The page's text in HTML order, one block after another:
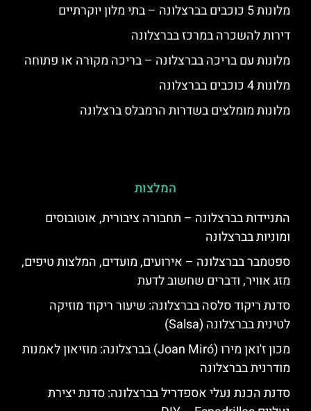
מלונות 5 כוכבים בברצלונה – בתי מלון יוקרתיים
דירות להשכרה במרכז בברצלונה
מלונות עם בריכה בברצלונה – בריכה מקורה או פתוחה
מלונות 4 כוכבים בברצלונה
מלונות מומלצים בשדרות הרמבלס ברצלונה
המלצות
התניידות בברצלונה – תחבורה ציבורית, אוטובוסים
ומוניות בברצלונה
ספטמבר בברצלונה – אירועים, מועדים, המלצות טיפים,
מזג אוויר, ודברים שחשוב לדעת
סדנת ריקוד סלסה בברצלונה: שיעור ריקוד מוזיקה
לטינית בברצלונה (Salsa)
מכון ז'ואן מירו (Joan Miró) בברצלונה: מוזיאון לאמנות
מודרנית בברצלונה
סדנת הכנת נעלי אספדריל בברצלונה: סדנת יצירת